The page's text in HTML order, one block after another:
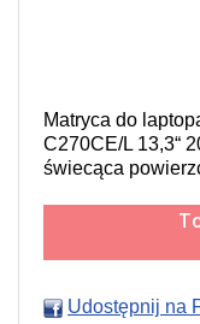
Matryca do
C270CE/L 13,3“
świecąca
Udostępnij na